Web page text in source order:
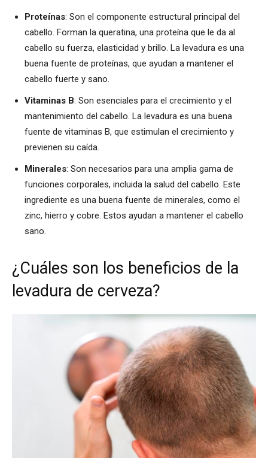
Proteínas: Son el componente estructural principal del
cabello. Forman la queratina, una proteína que le da al
cabello su fuerza, elasticidad y brillo. La levadura es una
buena fuente de proteínas, que ayudan a mantener el
cabello fuerte y sano.
Vitaminas B: Son esenciales para el crecimiento y el
mantenimiento del cabello. La levadura es una buena
fuente de vitaminas B, que estimulan el crecimiento y
previenen su caída.
Minerales: Son necesarios para una amplia gama de
funciones corporales, incluida la salud del cabello. Este
ingrediente es una buena fuente de minerales, como el
zinc, hierro y cobre. Estos ayudan a mantener el cabello
sano.
¿Cuáles son los beneficios de la
levadura de cerveza?